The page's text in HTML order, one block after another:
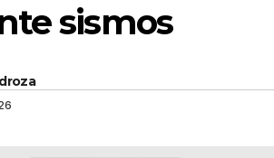
sismos